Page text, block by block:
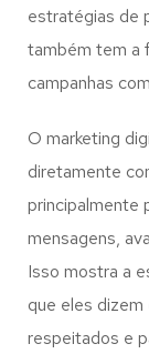
estratégias de
também tem a
campanhas
O marketing
diretamente
principalmente
mensagens,
Isso mostra a
que eles
respeitados e